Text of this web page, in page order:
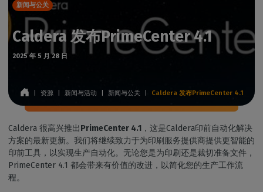
新闻与公关
Caldera 发布PrimeCenter 4.1
2025 年 5 月 28 日
资源 新闻与活动 新闻与公关 Caldera 发布PrimeCenter 4.1
Caldera 很高兴推出PrimeCenter 4.1 ，这是Caldera印前自动化解决
方案的最新更新。我们将继续致力于为印刷服务提供商提供更智能的
印前工具，以实现生产自动化。无论您是为印刷还是裁切准备文件，
PrimeCenter 4.1 都会带来有价值的改进，以简化您的生产工作流
程。